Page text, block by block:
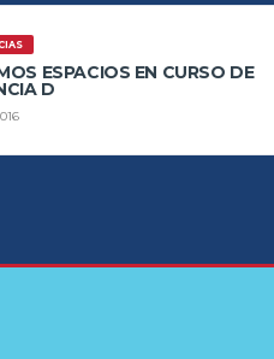
ESPACIOS EN CURSO DE
D